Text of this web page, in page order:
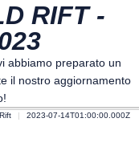
RIFT -
abbiamo preparato un
il nostro aggiornamento
2023-07-14T01:00:00.000Z